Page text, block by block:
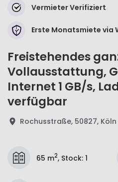
Vermieter Verifiziert
Erste Monatsmiete via
Freistehendes
Vollausstattung,
Internet 1 GB/s,
verfügbar
Rochusstraße, 50827, Köln
65 m2, Stock: 1